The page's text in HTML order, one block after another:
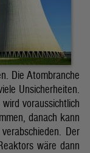
Die Atombranche
Unsicherheiten.
voraussichtlich
danach kann
Der
wäre dann